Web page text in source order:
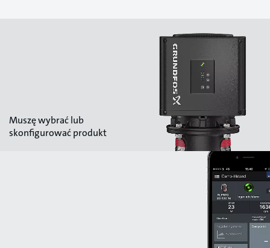
Muszę wybrać lub
skonfigurować produkt